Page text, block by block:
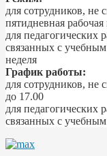
для сотрудников,
пятидневная рабочая
для педагогических
связанных с
неделя
График работы:
для сотрудников,
до 17.00
для педагогических
связанных с